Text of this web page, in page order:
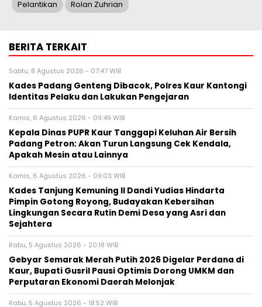
Pelantikan Rolan Zuhrian
BERITA TERKAIT
Sabtu, 8 Agustus 2026 - 07:47 WIB
Kades Padang Genteng Dibacok, Polres Kaur Kantongi
Identitas Pelaku dan Lakukan Pengejaran
Kamis, 6 Agustus 2026 - 09:49 WIB
Kepala Dinas PUPR Kaur Tanggapi Keluhan Air Bersih
Padang Petron: Akan Turun Langsung Cek Kendala,
Apakah Mesin atau Lainnya
Kamis, 6 Agustus 2026 - 09:03 WIB
Kades Tanjung Kemuning II Dandi Yudias Hindarta
Pimpin Gotong Royong, Budayakan Kebersihan
Lingkungan Secara Rutin Demi Desa yang Asri dan
Sejahtera
Rabu, 5 Agustus 2026 - 20:18 WIB
Gebyar Semarak Merah Putih 2026 Digelar Perdana di
Kaur, Bupati Gusril Pausi Optimis Dorong UMKM dan
Perputaran Ekonomi Daerah Melonjak
Rabu, 5 Agustus 2026 - 18:52 WIB